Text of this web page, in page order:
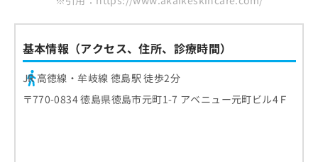
基本情報（アクセス、住所、診療時間）
JR 高徳線・牟岐線 徳島駅 徒歩2分
〒770-0834 徳島県徳島市元町1-7 アベニュー元町ビル4Ｆ